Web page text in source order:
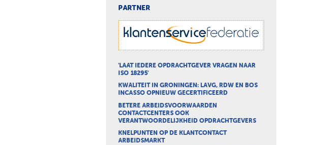
PARTNER
'LAAT IEDERE OPDRACHTGEVER VRAGEN NAAR
ISO 18295'
KWALITEIT IN GRONINGEN: LAVG, RDW EN BOS
INCASSO OPNIEUW GECERTIFICEERD
BETERE ARBEIDSVOORWAARDEN
CONTACTCENTERS OOK
VERANTWOORDELIJKHEID OPDRACHTGEVERS
KNELPUNTEN OP DE KLANTCONTACT
ARBEIDSMARKT